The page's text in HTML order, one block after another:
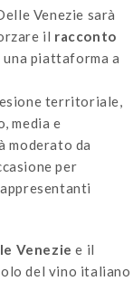
Venezie sarà
il racconto
piattaforma a
territoriale,
media e
moderato da
per
Venezie e il
del vino italiano